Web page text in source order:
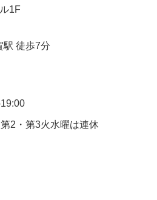
1F
徒歩7分
2・第3火水曜は連休